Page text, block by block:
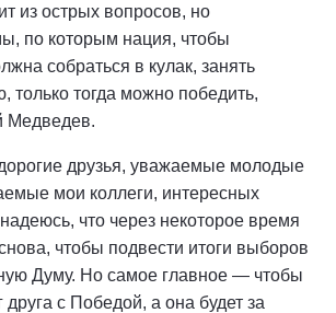
из острых вопросов, но
по которым нация, чтобы
собраться в кулак, занять
только тогда можно победить,
Медведев.
друзья, уважаемые молодые
мои коллеги, интересных
что через некоторое время
чтобы подвести итоги выборов
Думу. Но самое главное — чтобы
друга с Победой, а она будет за